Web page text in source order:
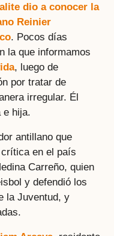
dio a conocer la
Reinier
. Pocos días
la que informamos
, luego de
por tratar de
irregular. Él
e hija.
antillano que
en el país
Carreño, quien
y defendió los
la Juventud, y